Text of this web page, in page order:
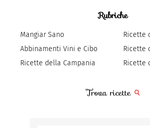
Rubriche
Mangiar Sano
Abbinamenti Vini e Cibo
Ricette della Campania
Ricette
Ricette
Ricette
Trova ricette